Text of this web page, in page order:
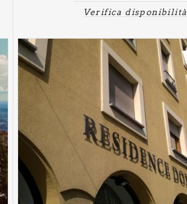
Verifica disponibilità